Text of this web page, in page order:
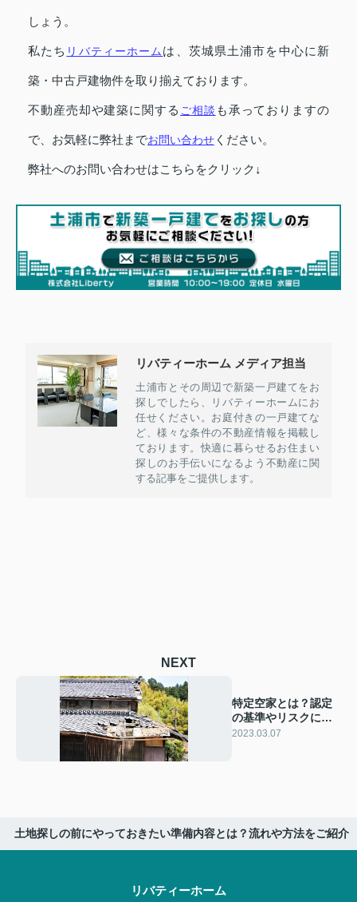
しょう。
私たち リバティーホームは、茨城県土浦市を中心に新
築・中古戸建物件を取り揃えております。
不動産売却や建築に関する ご相談 も承っておりますの
で、お気軽に弊社までお問い合わせ ください。
弊社へのお問い合わせはこちらをクリック↓
リバティーホーム メディア担当
土浦市とその周辺で新築一戸建てをお
探しでしたら、リバティーホームにお
任せください。お庭付きの一戸建てな
ど、様々な条件の不動産情報を掲載し
ております。快適に暮らせるお住まい
探しのお手伝いになるよう不動産に関
する記事をご提供します。
NEXT
特定空家とは？認定
の基準やリスクにつ
いてご紹介
2023.03.07
土地探しの前にやっておきたい準備内容とは？流れや方法をご紹介
リバティーホーム